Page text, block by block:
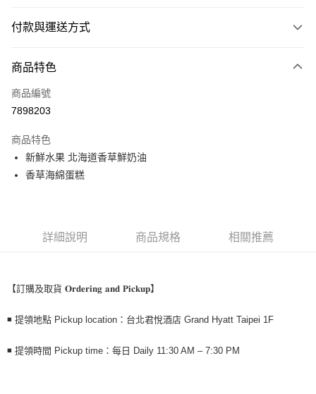
付款與運送方式
信用卡一次付款
運送方式
冷藏宅配
每筆NT$350
此冷藏商品僅限門市自取 無配送服務
商品特色
商品編號
7898203
商品特色
新鮮水果 北海道香草鮮奶油
香草海綿蛋糕
詳細說明 商品規格 相關推薦
【訂購及取貨 𝐎𝐫𝐝𝐞𝐫𝐢𝐧𝐠 𝐚𝐧𝐝 𝐏𝐢𝐜𝐤𝐮𝐩】
◾ 提領地點 Pickup location：台北君悅酒店 Grand Hyatt Taipei 1F
◾ 提領時間 Pickup time：每日 Daily 11:30 AM – 7:30 PM